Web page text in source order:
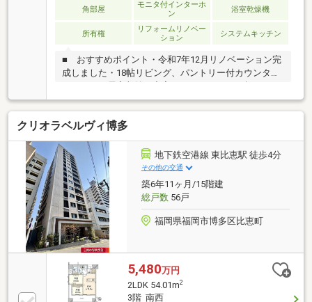
に1 200円徴収・‥… 株式会社 アイテム …‥・
角部屋
モニタ付インターホ
ン
浴室乾燥機
所有権
リフォームリノベー
ション
システムキッチン
■ おすすめポイント・令和7年12月リノベーション完
成しました・18帖リビング、パントリー付カウンター
3LDK、南西向きの角住戸・博多駅まで徒歩10分、東比
恵駅も徒歩5分の好立地■ アクセス・ＪＲ「博多
駅」 徒歩10分・地下鉄空港線「東比恵駅」徒歩5分
■ 教育 ・堅粕小学校 徒歩12分・東光中学校 徒
歩１3分■ 周辺環境 ・マックスバリュエクスプレス
比恵店 徒歩4分・ローソン比恵町店 徒歩1分・ドラ
ッグイレブン博多駅東店 徒歩2分・山王公園 徒歩6
分
クリオラベルヴィ博多
地下鉄空港線 東比恵駅 徒歩4分
その他の交通
築6年11ヶ月/15階建
総戸数56戸
福岡県福岡市博多区比恵町
5,480万円
2LDK 54.01m2
3階 南西